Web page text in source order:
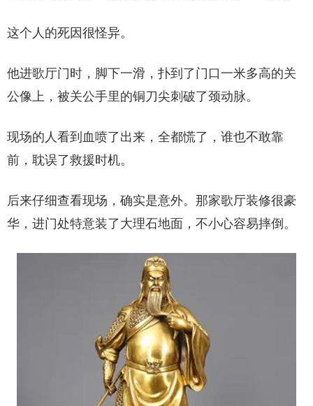
这个人的死因很怪异。
他进歌厅门时，脚下一滑，扑到了门口一米多高的关
公像上，被关公手里的铜刀尖刺破了颈动脉。
现场的人看到血喷了出来，全都慌了，谁也不敢靠
前，耽误了救援时机。
后来仔细查看现场，确实是意外。那家歌厅装修很豪
华，进门处特意装了大理石地面，不小心容易摔倒。